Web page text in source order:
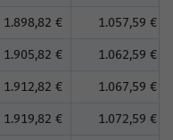
1.898,82 € 1.057,59 €
1.905,82 € 1.062,59 €
1.912,82 € 1.067,59 €
1.919,82 € 1.072,59 €